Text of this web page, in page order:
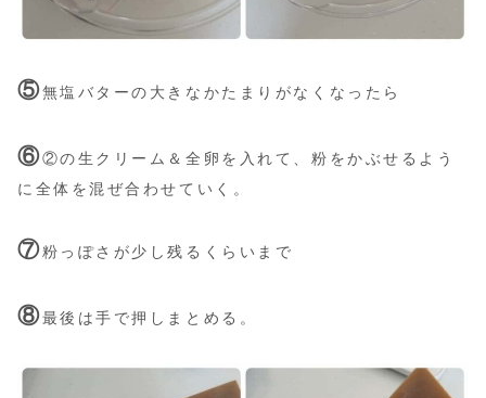
⑤無塩バターの大きなかたまりがなくなったら
⑥②の生クリーム＆全卵を入れて、粉をかぶせるよう
に全体を混ぜ合わせていく。
⑦粉っぽさが少し残るくらいまで
⑧最後は手で押しまとめる。